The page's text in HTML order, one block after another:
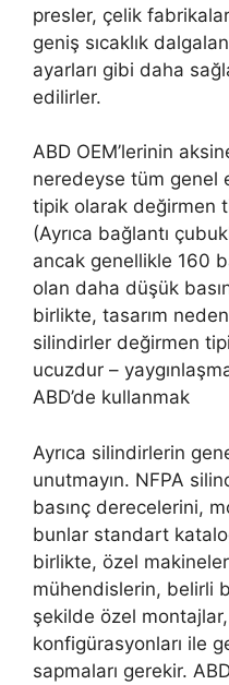
presler, çelik
geniş sıcaklık
ayarları gibi daha
edilirler.
ABD OEM’lerinin
neredeyse tüm genel
tipik olarak değirmen
(Ayrıca bağlantı
ancak genellikle 160
olan daha düşük
birlikte, tasarım
silindirler değirmen
ucuzdur –
ABD’de kullanmak
Ayrıca silindirlerin
unutmayın. NFPA
basınç derecelerini,
bunlar standart
birlikte, özel
mühendislerin, belirli
şekilde özel
konfigürasyonları ile
sapmaları gerekir.